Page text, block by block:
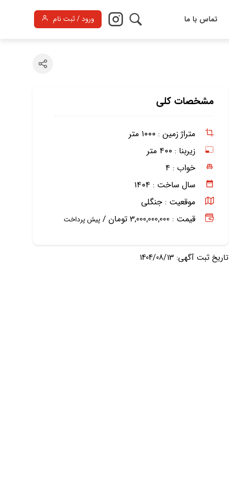
تماس با ما ورود / ثبت نام
مشخصات کلی
متراژ زمین : ۱۰۰۰ متر
زیربنا : ۴۰۰ متر
خواب : ۴
سال ساخت : ۱۴۰۴
موقعیت : جنگلی
قیمت : 3,000,000,000 تومان /
پیش پرداخت
تاریخ ثبت آگهی: 1404/08/13